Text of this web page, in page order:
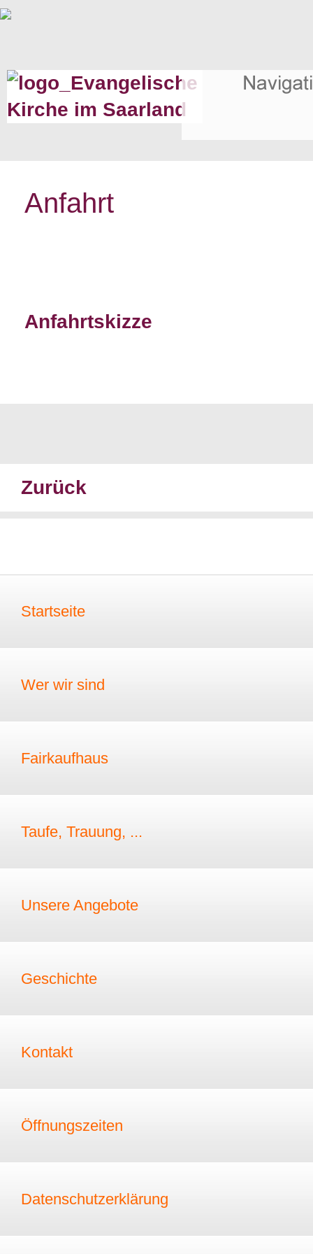
Anfahrt
Anfahrtskizze
Zurück
Startseite
Wer wir sind
Fairkaufhaus
Taufe, Trauung, ...
Unsere Angebote
Geschichte
Kontakt
Öffnungszeiten
Datenschutzerklärung